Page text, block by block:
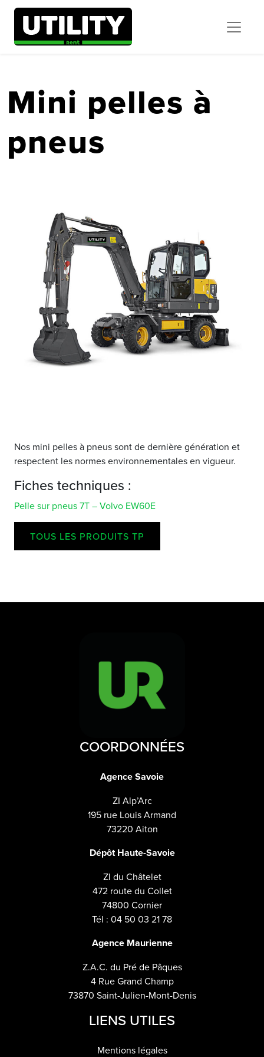
Mini pelles à
pneus
Nos mini pelles à pneus sont de dernière génération et
respectent les normes environnementales en vigueur.
Fiches techniques :
Pelle sur pneus 7T – Volvo EW60E
TOUS LES PRODUITS TP
COORDONNÉES
Agence Savoie
ZI Alp’Arc
195 rue Louis Armand
73220 Aiton
Dépôt Haute-Savoie
ZI du Châtelet
472 route du Collet
74800 Cornier
Tél : 04 50 03 21 78
Agence Maurienne
Z.A.C. du Pré de Pâques
4 Rue Grand Champ
73870 Saint-Julien-Mont-Denis
LIENS UTILES
Mentions légales